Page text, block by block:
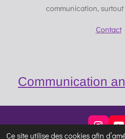
Ce site utilise des cookies afin
communication, surtout
Contact
Communication